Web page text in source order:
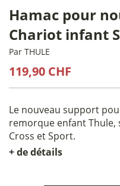
Hamac pour
Chariot infant
Par THULE
119,90 CHF
Le nouveau support
remorque enfant Thule,
Cross et Sport.
+ de détails